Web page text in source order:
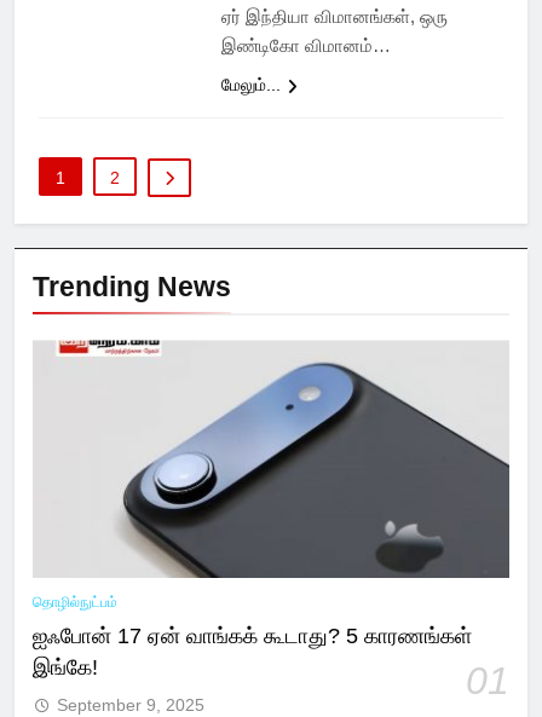
ஏர் இந்தியா விமானங்கள், ஒரு
இண்டிகோ விமானம்…
மேலும்...
1 2
Trending News
தொழில்நுட்பம்
ஐஃபோன் 17 ஏன் வாங்கக் கூடாது? 5 காரணங்கள்
இங்கே!
01
September 9, 2025